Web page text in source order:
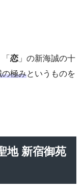
恋 」の新海誠の十
の極みというものを
地 新宿御苑